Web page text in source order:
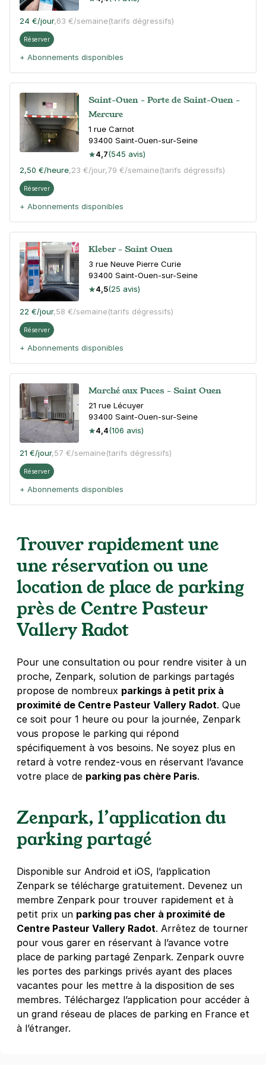
24 €/jour,63 €/semaine(tarifs dégressifs)
Réserver
+ Abonnements disponibles
Saint-Ouen - Porte de Saint-Ouen -
Mercure
1 rue Carnot
93400 Saint-Ouen-sur-Seine
4,7(545 avis)
2,50 €/heure,23 €/jour,79 €/semaine(tarifs dégressifs)
Réserver
+ Abonnements disponibles
Kleber - Saint Ouen
3 rue Neuve Pierre Curie
93400 Saint-Ouen-sur-Seine
4,5(25 avis)
22 €/jour,58 €/semaine(tarifs dégressifs)
Réserver
+ Abonnements disponibles
Marché aux Puces - Saint Ouen
21 rue Lécuyer
93400 Saint-Ouen-sur-Seine
4,4(106 avis)
21 €/jour,57 €/semaine(tarifs dégressifs)
Réserver
+ Abonnements disponibles
1 rue Lécuyer
Saint-Ouen-sur-Seine
4,5(41 avis)
21 €/jour,57 €/semaine (tarifs dégressifs)
Réserver
+ Abonnements disponibles
Rue Jules Vallès - Saint Ouen
35 rue Jules Vallès
93400Saint-Ouen-sur-Seine
23 €/jour,79 €/semaine(tarifs dégressifs)
Réserver
+ Abonnements disponibles
Porte de Saint Ouen - rue Emile Zola
32 rue Emile Zola
93400Saint-Ouen-sur-Seine
23 €/jour,79 €/semaine(tarifs dégressifs)
Réserver
+ Abonnements disponibles
Porte de Saint-Ouen - Navier - Paris
18
96 rue Leibniz
75018Paris
4,2 (9 avis)
Réserver
Trouver rapidement une
une réservation ou une
location de place de parking
près de Centre Pasteur
Vallery Radot
Pour une consultation ou pour rendre visiter à un
proche, Zenpark, solution de parkings partagés
propose de nombreux parkings à petit prix à
proximité de Centre Pasteur Vallery Radot. Que
ce soit pour 1 heure ou pour la journée, Zenpark
vous propose le parking qui répond
spécifiquement à vos besoins. Ne soyez plus en
retard à votre rendez-vous en réservant l’avance
votre place de parking pas chère Paris.
Zenpark, l’application du
parking partagé
Disponible sur Android et iOS, l’application
Zenpark se télécharge gratuitement. Devenez un
membre Zenpark pour trouver rapidement et à
petit prix un parking pas cher à proximité de
Centre Pasteur Vallery Radot. Arrêtez de tourner
pour vous garer en réservant à l’avance votre
place de parking partagé Zenpark. Zenpark ouvre
les portes des parkings privés ayant des places
vacantes pour les mettre à la disposition de ses
membres. Téléchargez l’application pour accéder à
un grand réseau de places de parking en France et
à l’étranger.